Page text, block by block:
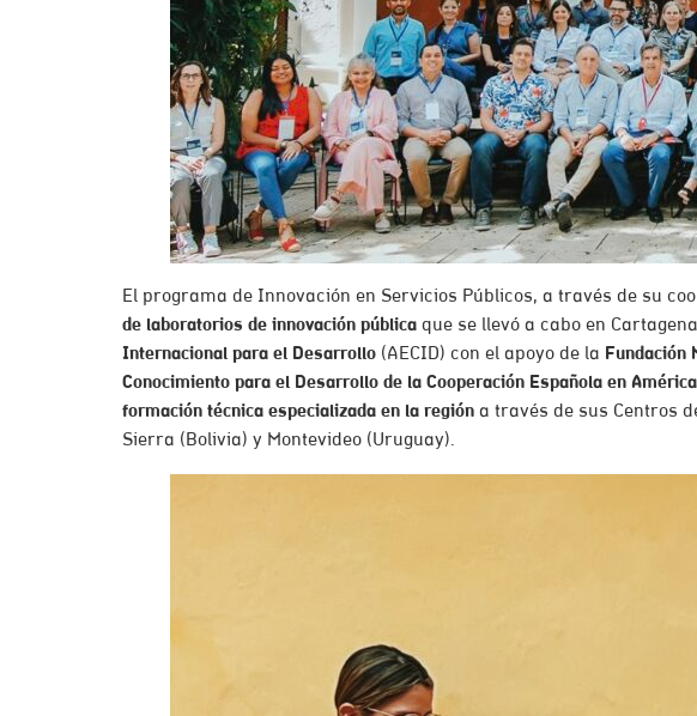
El programa de Innovación en Servicios Públicos, a través de su
de laboratorios de innovación pública que se llevó a cabo en
Internacional para el Desarrollo (AECID) con el apoyo de la Fundación
Conocimiento para el Desarrollo de la Cooperación Española en
formación técnica especializada en la región a través de sus Centros
Sierra (Bolivia) y Montevideo (Uruguay).